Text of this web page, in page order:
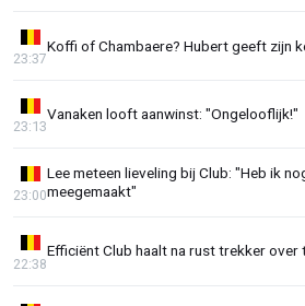
Koffi of Chambaere? Hubert geeft zijn
23:37
Vanaken looft aanwinst: "Ongelooflijk!"
23:13
Lee meteen lieveling bij Club: "Heb ik
meegemaakt"
23:00
Efficiënt Club haalt na rust trekker over
22:38